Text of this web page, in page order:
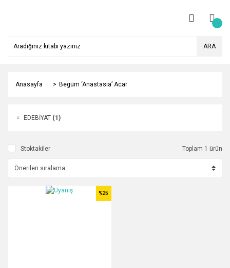
ARA
Anasayfa Begüm ‘Anastasia’ Acar
EDEBİYAT (1)
Stoktakiler Toplam 1 ürün
%25